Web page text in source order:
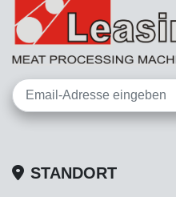
STANDORT